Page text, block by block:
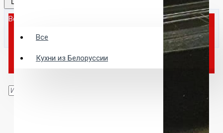
Все
Все
Кухни из Белоруссии